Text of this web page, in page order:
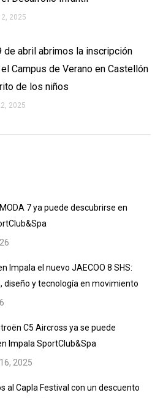
2025
de abril abrimos la inscripción
Campus de Verano en Castellón
de los niños
2025
7 ya puede descubrirse en
Impala el nuevo JAECOO 8 SHS:
diseño y tecnología en movimiento
C5 Aircross ya se puede
Impala SportClub&Spa
2025
al Capla Festival con un descuento